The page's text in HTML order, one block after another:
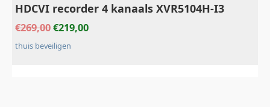
HDCVI recorder 4 kanaals XVR5104H-I3
€269,00€219,00
thuis beveiligen